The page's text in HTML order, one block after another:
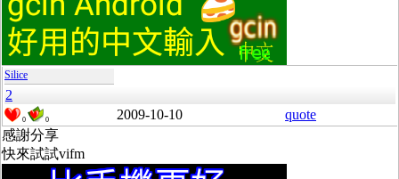
Silice
2
0 0 2009-10-10
quote
感謝分享
快來試試vifm